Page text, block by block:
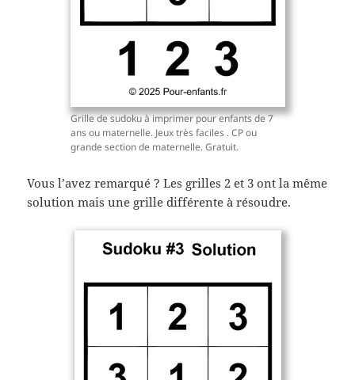
Grille de sudoku à imprimer pour enfants de 7
ans ou maternelle. Jeux très faciles . CP ou
grande section de maternelle. Gratuit.
Vous l’avez remarqué ? Les grilles 2 et 3 ont la même
solution mais une grille différente à résoudre.